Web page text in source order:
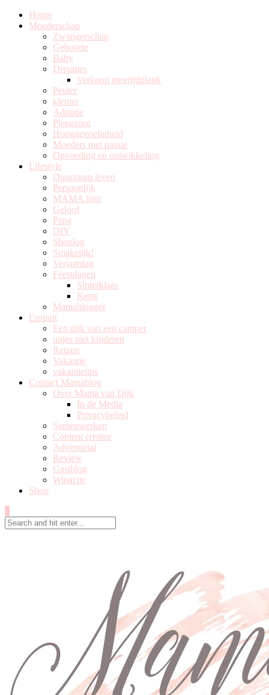
Home
Moederschap
Zwangerschap
Geboorte
Baby
Dreumes
Verkoop meerijdplank
Peuter
kleuter
Adoptie
Pleegzorg
Hooggevoeligheid
Moeders met passie
Opvoeding en ontwikkeling
Lifestyle
Duurzaam leven
Persoonlijk
MAMA.lijnt
Geloof
Papa
DIY
Shoplog
Smakelijk!
Verjaardag
Feestdagen
Sinterklaas
Kerst
Mamablogger
Eropuit
Een dijk van een camper
uitjes met kinderen
Reizen
Vakantie
vakantietips
Contact Mamablog
Over Mama van Dijk
In de Media
Privacybeleid
Samenwerken
Content creator
Advertorial
Review
Gastblog
Winactie
Shop